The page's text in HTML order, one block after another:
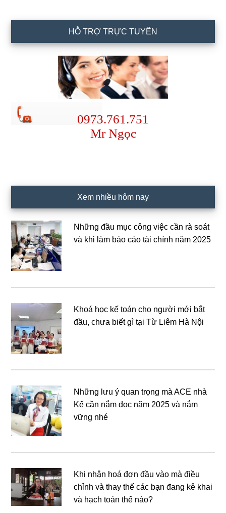
HỖ TRỢ TRỰC TUYẾN
0973.761.751
Mr Ngọc
Xem nhiều hôm nay
Những đầu mục công việc cần rà soát
và khi làm báo cáo tài chính năm 2025
Khoá học kế toán cho người mới bắt
đầu, chưa biết gì tại Từ Liêm Hà Nội
Những lưu ý quan trọng mà ACE nhà
Kế cần nắm đọc năm 2025 và nắm
vững nhé
Khi nhận hoá đơn đầu vào mà điều
chỉnh và thay thế các bạn đang kê khai
và hạch toán thế nào?